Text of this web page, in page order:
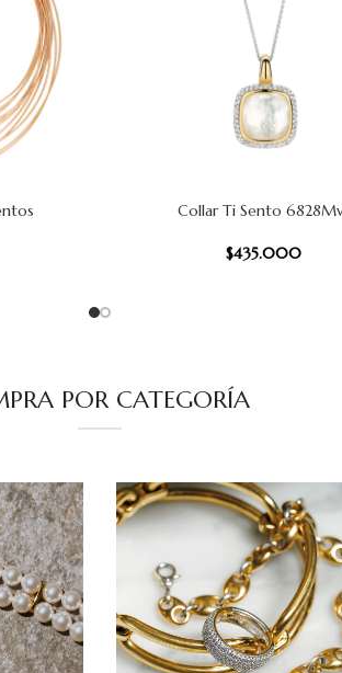
AÑADIR AL CARRITO
Collar Ti Sento
$435.000
POR CATEGORÍA